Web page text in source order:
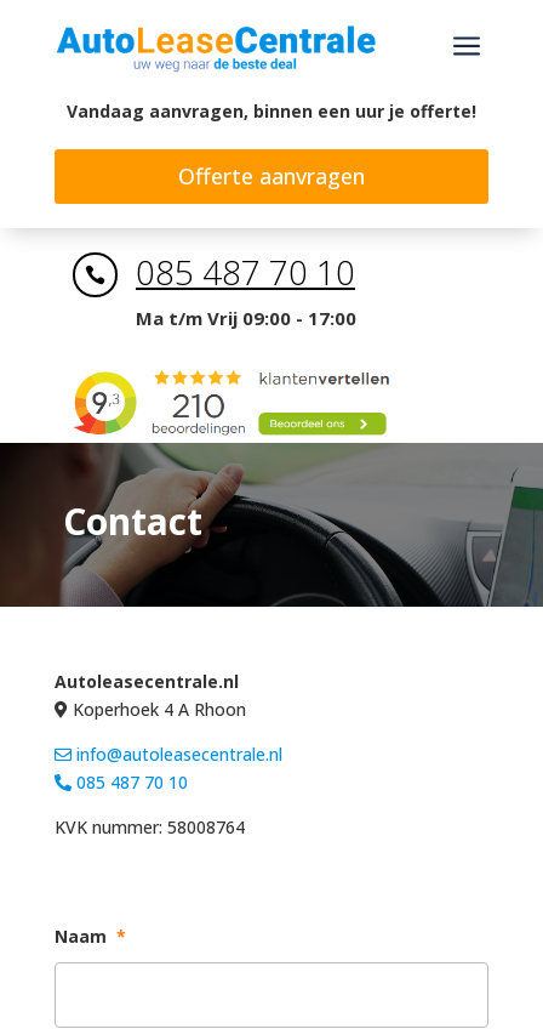
a
Vandaag aanvragen, binnen een uur je offerte!
Offerte aanvragen
 085 487 70 10
Ma t/m Vrij 09:00 - 17:00
Contact
Autoleasecentrale.nl
Koperhoek 4 A Rhoon
info@autoleasecentrale.nl
085 487 70 10
KVK nummer: 58008764
Naam *